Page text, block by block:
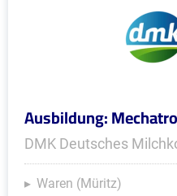
Ausbildung:
DMK Deutsches
Waren (Müritz)